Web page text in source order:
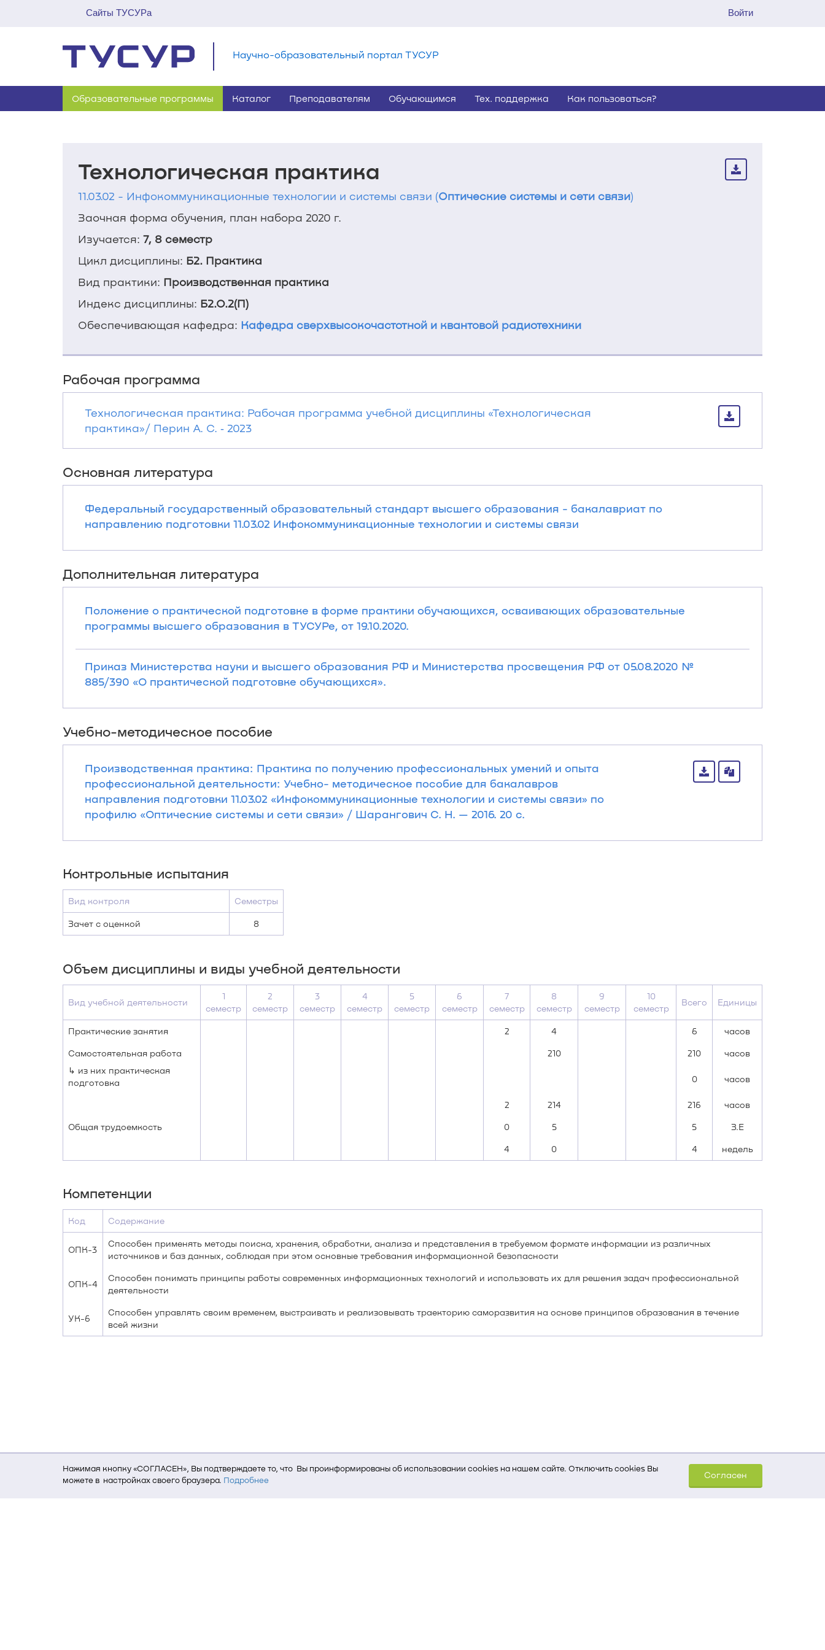
Сайты ТУСУРа Войти
Научно-образовательный портал ТУСУР
Образовательные программы Каталог Преподавателям Обучающимся Тех. поддержка Как пользоваться?
Нажимая кнопку «СОГЛАСЕН», Вы подтверждаете то, что Вы проинформированы об использовании cookies на нашем сайте. Отключить cookies Вы
можете в настройках своего браузера. Подробнее
Согласен
Технологическая практика
11.03.02 - Инфокоммуникационные технологии и системы связи (Оптические системы и сети связи)
Заочная форма обучения, план набора 2020 г.
Изучается: 7, 8 семестр
Цикл дисциплины: Б2. Практика
Вид практики: Производственная практика
Индекс дисциплины: Б2.О.2(П)
Обеспечивающая кафедра: Кафедра сверхвысокочастотной и квантовой радиотехники
Рабочая программа
Технологическая практика: Рабочая программа учебной дисциплины «Технологическая
практика»/ Перин А. С. ‐ 2023
Основная литература
Федеральный государственный образовательный стандарт высшего образования - бакалавриат по
направлению подготовки 11.03.02 Инфокоммуникационные технологии и системы связи
Дополнительная литература
Положение о практической подготовке в форме практики обучающихся, осваивающих образовательные
программы высшего образования в ТУСУРе, от 19.10.2020.
Приказ Министерства науки и высшего образования РФ и Министерства просвещения РФ от 05.08.2020 №
885/390 «О практической подготовке обучающихся».
Учебно-методическое пособие
Производственная практика: Практика по получению профессиональных умений и опыта
профессиональной деятельности: Учебно- методическое пособие для бакалавров
направления подготовки 11.03.02 «Инфокоммуникационные технологии и системы связи» по
профилю «Оптические системы и сети связи» / Шарангович С. Н. — 2016. 20 с.
Контрольные испытания
Вид контроля Семестры
Зачет с оценкой 8
Объем дисциплины и виды учебной деятельности
Вид учебной деятельности
1
семестр
2
семестр
3
семестр
4
семестр
5
семестр
6
семестр
7
семестр
8
семестр
9
семестр
10
семестр
Всего Единицы
Практические занятия 2 4 6 часов
Самостоятельная работа 210 210
часов
↳ из них практическая
подготовка
0 часов
Общая трудоемкость
2 214 216 часов
0 5 5 З.Е
4 0 4 недель
Компетенции
Код Содержание
ОПК-3
Способен применять методы поиска, хранения, обработки, анализа и представления в требуемом формате информации из различных
источников и баз данных, соблюдая при этом основные требования информационной безопасности
ОПК-4
Способен понимать принципы работы современных информационных технологий и использовать их для решения задач профессиональной
деятельности
УК-6
Способен управлять своим временем, выстраивать и реализовывать траекторию саморазвития на основе принципов образования в течение
всей жизни